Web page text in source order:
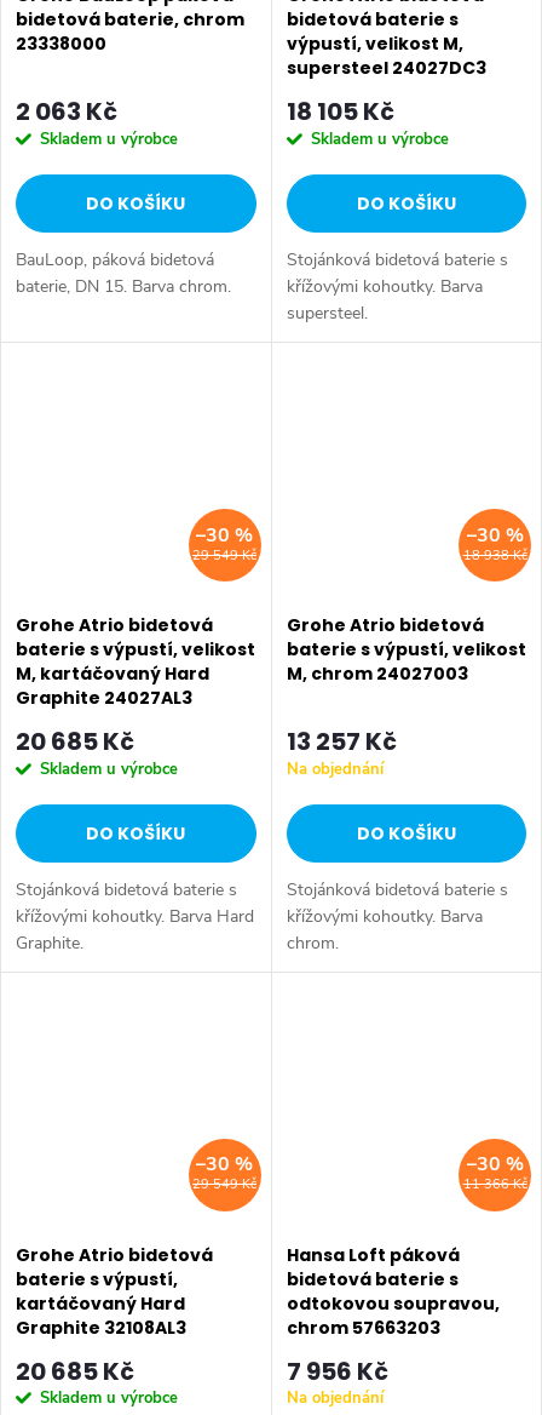
bidetová baterie, chrom
23338000
2 063 Kč
Skladem u výrobce
DO KOŠÍKU
BauLoop, páková bidetová
baterie, DN 15. Barva chrom.
bidetová baterie s
výpustí, velikost M,
supersteel 24027DC3
18 105 Kč
Skladem u výrobce
DO KOŠÍKU
Stojánková bidetová baterie s
křížovými kohoutky. Barva
supersteel.
29 549 Kč
–30 %
Grohe Atrio bidetová
baterie s výpustí, velikost
M, kartáčovaný Hard
Graphite 24027AL3
20 685 Kč
Skladem u výrobce
DO KOŠÍKU
Stojánková bidetová baterie s
křížovými kohoutky. Barva Hard
Graphite.
18 938 Kč
–30 %
Grohe Atrio bidetová
baterie s výpustí, velikost
M, chrom 24027003
13 257 Kč
Na objednání
DO KOŠÍKU
Stojánková bidetová baterie s
křížovými kohoutky. Barva
chrom.
29 549 Kč
–30 %
Grohe Atrio bidetová
baterie s výpustí,
kartáčovaný Hard
Graphite 32108AL3
20 685 Kč
Skladem u výrobce
11 366 Kč
–30 %
Hansa Loft páková
bidetová baterie s
odtokovou soupravou,
chrom 57663203
7 956 Kč
Na objednání